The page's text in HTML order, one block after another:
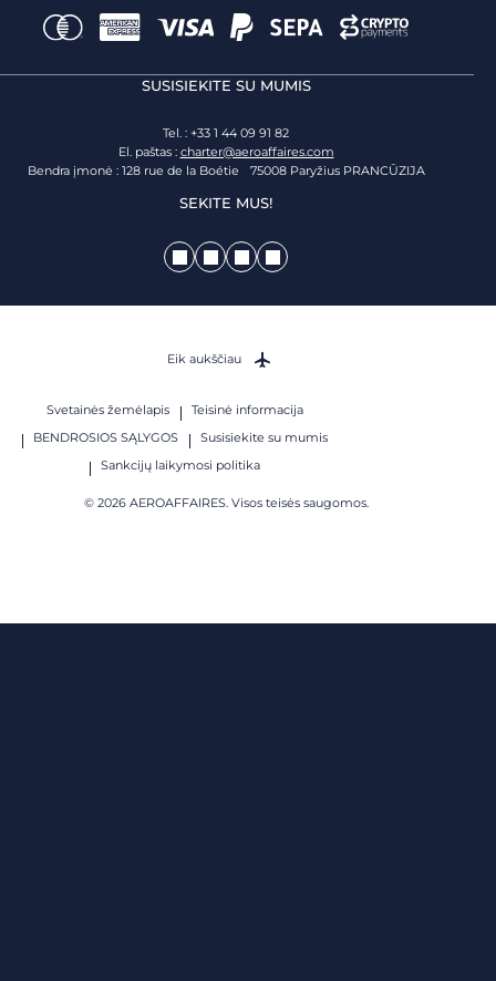
SUSISIEKITE SU MUMIS
Tel. : +33 1 44 09 91 82
El. paštas : charter@aeroaffaires.com
Bendra įmonė : 128 rue de la Boétie 75008 Paryžius PRANCŪZIJA
SEKITE MUS!
Svetainės žemėlapis
Teisinė informacija
BENDROSIOS SĄLYGOS
Susisiekite su mumis
Sankcijų laikymosi politika
© 2026 AEROAFFAIRES. Visos teisės saugomos.
Eik aukščiau